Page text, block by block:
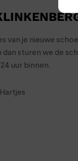
van je nieuwe
sturen we de
uur binnen.